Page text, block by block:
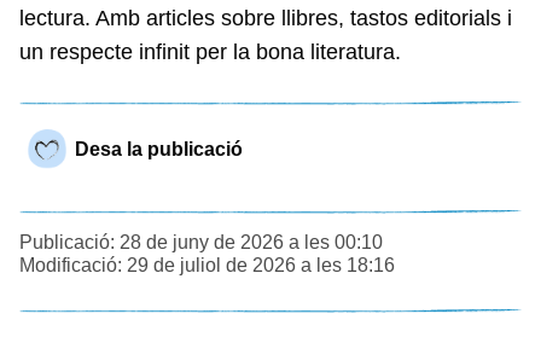
lectura. Amb articles sobre llibres, tastos editorials i
un respecte infinit per la bona literatura.
Desa la publicació
Publicació: 28 de juny de 2026 a les 00:10
Modificació: 29 de juliol de 2026 a les 18:16